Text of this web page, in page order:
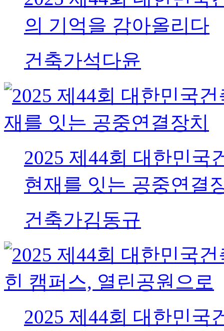
의 기억을 감아올리다
건축가석다윤
2025 제44회 대한민국
현재를 잇는 공중연결
건축가김동규
2025 제44회 대한민국